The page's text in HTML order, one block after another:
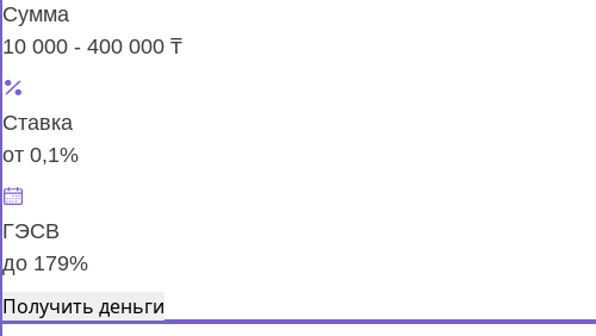
Сумма
10 000 - 400 000 ₸
Ставка
от 0,1%
ГЭСВ
до 179%
Получить деньги